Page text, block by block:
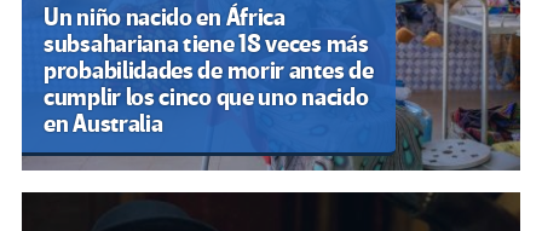
Un niño nacido en África
subsahariana tiene 18 veces más
probabilidades de morir antes de
cumplir los cinco que uno nacido
en Australia